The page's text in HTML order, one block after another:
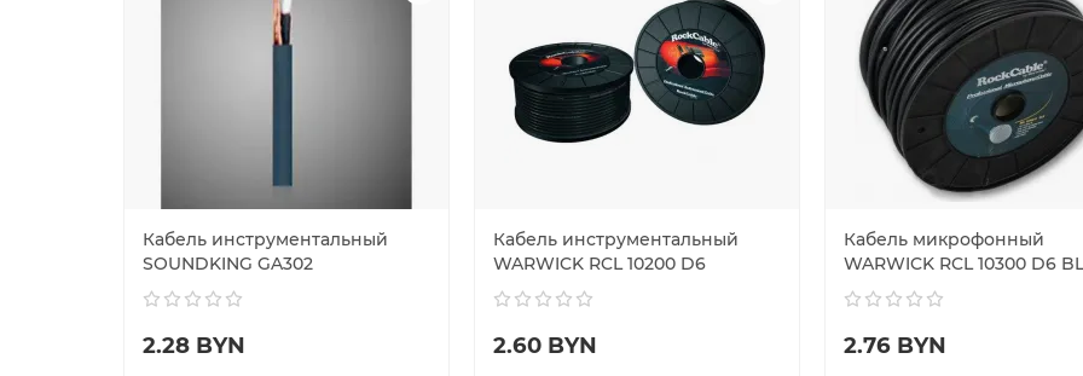
Кабель инструментальный
SOUNDKING GA302
2.28 BYN
Кабель инструментальный
WARWICK RCL 10200 D6
2.60 BYN
Кабель микрофонный
WARWICK RCL 10300 D6
2.76 BYN